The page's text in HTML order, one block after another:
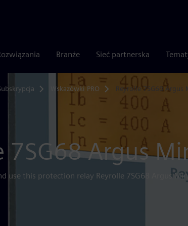
Branże Sieć partnerska
Wskazówki PRO Reyrolle 7SG68 Argus
7SG68 Argus
use this protection relay Reyrolle 7SG68 Argus